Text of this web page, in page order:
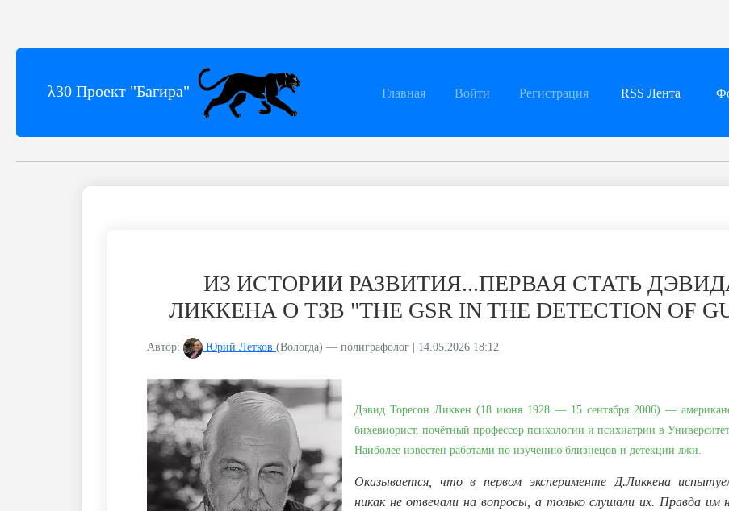
λ30 Проект "Багира" Главная Войти Регистрация RSS Лента
ИЗ ИСТОРИИ РАЗВИТИЯ...ПЕРВАЯ СТАТЬ
ЛИККЕНА О ТЗВ "THE GSR IN THE DETECTION OF
Автор: Юрий Летков (Вологда) — полиграфолог | 14.05.2026 18:12
Дэвид Торесон Ликкен (18 июня 1928 — 15 сентября 2006) —
бихевиорист, почётный профессор психологии и психиатрии в
Наиболее известен работами по изучению близнецов и детекции лжи.
Оказывается, что в первом эксперименте Д.Ликкена
никак не отвечали на вопросы, а только слушали их. Правда им